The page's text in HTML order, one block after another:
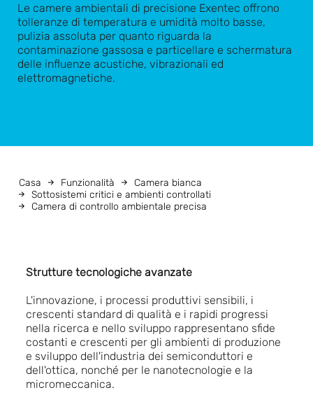
Le camere ambientali di precisione Exentec offrono
tolleranze di temperatura e umidità molto basse,
pulizia assoluta per quanto riguarda la
contaminazione gassosa e particellare e schermatura
delle influenze acustiche, vibrazionali ed
elettromagnetiche.
Casa Funzionalità
Camera bianca
Sottosistemi critici e ambienti controllati
Camera di controllo ambientale precisa
Strutture tecnologiche avanzate
L'innovazione, i processi produttivi sensibili, i
crescenti standard di qualità e i rapidi progressi
nella ricerca e nello sviluppo rappresentano sfide
costanti e crescenti per gli ambienti di produzione
e sviluppo dell'industria dei semiconduttori e
dell'ottica, nonché per le nanotecnologie e la
micromeccanica.